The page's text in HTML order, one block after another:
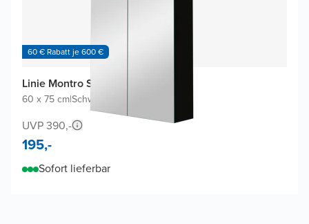
60 € Rabatt je 600 €
Linie Montro Spiegelschrank
60 x 75 cm|Schwarz Matt
UVP 390,-
195,-
Sofort lieferbar